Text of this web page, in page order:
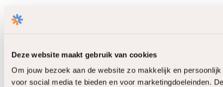
Deze website maakt gebruik van cookies
Om jouw bezoek aan de website zo makkelijk en
voor social media te bieden en voor marketingdoeleinden.